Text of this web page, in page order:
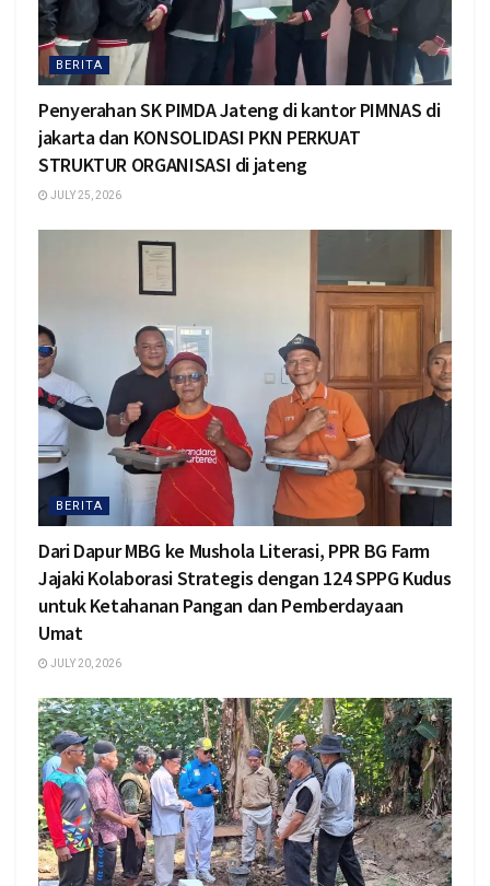
BERITA
Penyerahan SK PIMDA Jateng di kantor PIMNAS di
jakarta dan KONSOLIDASI PKN PERKUAT
STRUKTUR ORGANISASI di jateng
JULY 25, 2026
BERITA
Dari Dapur MBG ke Mushola Literasi, PPR BG Farm
Jajaki Kolaborasi Strategis dengan 124 SPPG Kudus
untuk Ketahanan Pangan dan Pemberdayaan
Umat
JULY 20, 2026